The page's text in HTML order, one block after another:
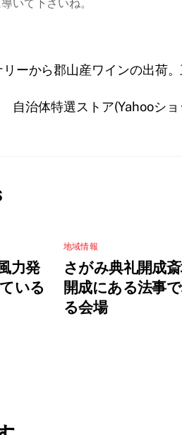
いて下さいね。
ーから郡山産ワインの出荷
自治体特選ストア(Yahooシ
力発
いる
地域情報
さがみ典礼開成
開成にある法事
る会場